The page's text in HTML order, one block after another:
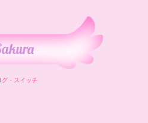
グ・スイッチ